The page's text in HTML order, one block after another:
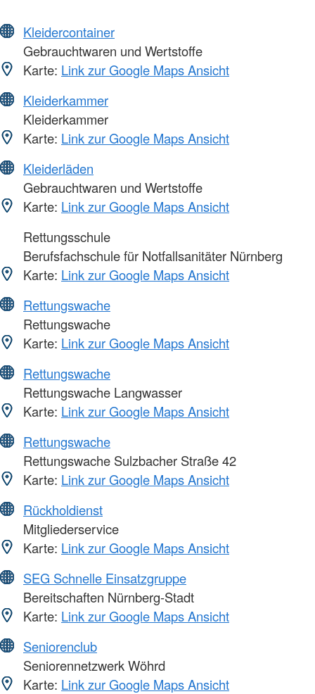
Kleidercontainer
Gebrauchtwaren und Wertstoffe
Karte: Link zur Google Maps Ansicht
Kleiderkammer
Kleiderkammer
Karte: Link zur Google Maps Ansicht
Kleiderläden
Gebrauchtwaren und Wertstoffe
Karte: Link zur Google Maps Ansicht
Rettungsschule
Berufsfachschule für Notfallsanitäter Nürnberg
Karte: Link zur Google Maps Ansicht
Rettungswache
Rettungswache
Karte: Link zur Google Maps Ansicht
Rettungswache
Rettungswache Langwasser
Karte: Link zur Google Maps Ansicht
Rettungswache
Rettungswache Sulzbacher Straße 42
Karte: Link zur Google Maps Ansicht
Rückholdienst
Mitgliederservice
Karte: Link zur Google Maps Ansicht
SEG Schnelle Einsatzgruppe
Bereitschaften Nürnberg-Stadt
Karte: Link zur Google Maps Ansicht
Seniorenclub
Seniorennetzwerk Wöhrd
Karte: Link zur Google Maps Ansicht